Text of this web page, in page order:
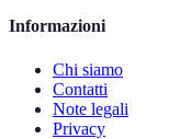
Informazioni
Chi siamo
Contatti
Note legali
Privacy